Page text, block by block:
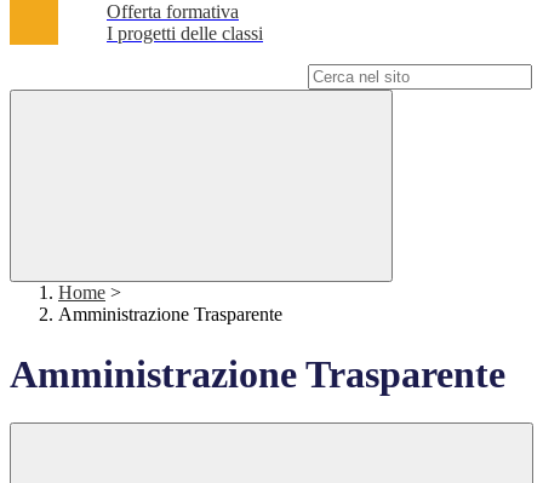
Offerta formativa
I progetti delle classi
Home >
Amministrazione Trasparente
Amministrazione Trasparente